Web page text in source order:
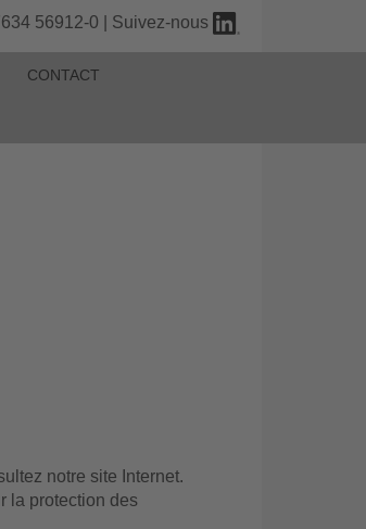
56912-0 | Suivez-nous
CONTACT
notre site Internet.
la protection des